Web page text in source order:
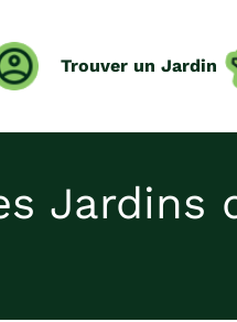
Trouver un Jardin
Jardins